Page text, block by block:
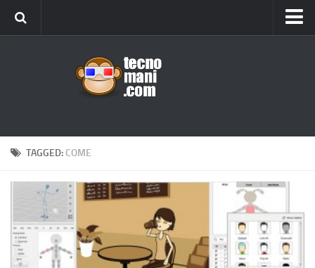
Windows
News
Cellulari
Gadget
Recensioni
TAGGED: COME